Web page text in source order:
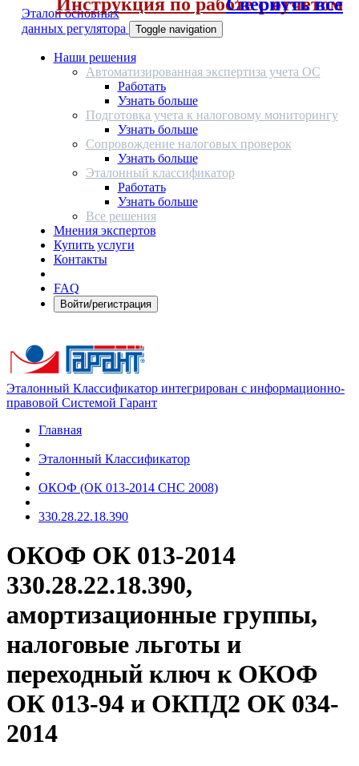
Эталон основных
данных регулятора
Toggle navigation
Наши решения
Автоматизированная экспертиза учета ОС
Работать
Узнать больше
Подготовка учета к налоговому мониторингу
Узнать больше
Сопровождение налоговых проверок
Узнать больше
Эталонный классификатор
Работать
Узнать больше
Все решения
Мнения экспертов
Купить услуги
Контакты
FAQ
Войти/регистрация
Эталонный Классификатор интегрирован с информационно-
правовой Системой Гарант
Главная
Эталонный Классификатор
ОКОФ (ОК 013-2014 СНС 2008)
330.28.22.18.390
ОКОФ ОК 013-2014
330.28.22.18.390,
амортизационные группы,
налоговые льготы и
переходный ключ к ОКОФ
ОК 013-94 и ОКПД2 ОК 034-
2014